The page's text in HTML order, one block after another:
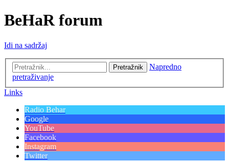
BeHaR forum
Idi na sadržaj
Pretražnik
Napredno
pretraživanje
Links
Radio Behar
Google
YouTube
Facebook
Instagram
Twitter